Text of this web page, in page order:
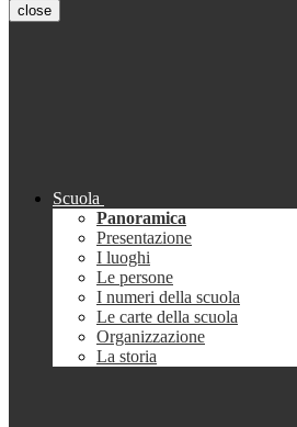
close
Scuola
Panoramica
Presentazione
I luoghi
Le persone
I numeri della scuola
Le carte della scuola
Organizzazione
La storia